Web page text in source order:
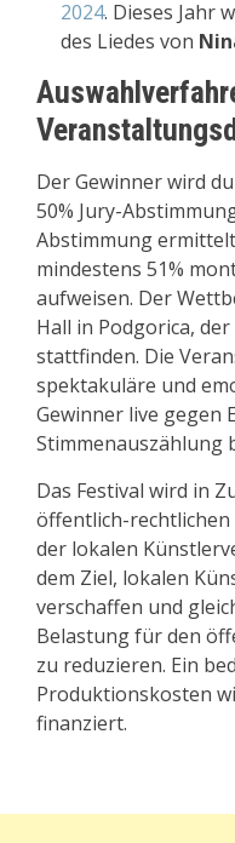
2024. Dieses Jahr
des Liedes von
Der Gewinner wird
50% Jury-
Abstimmung
mindestens 51%
aufweisen. Der
Hall in Podgorica,
stattfinden. Die
spektakuläre und
Gewinner live gegen
Stimmenauszählung
Das Festival wird in
öffentlich-
der lokalen
dem Ziel, lokalen
verschaffen und
Belastung für den
zu reduzieren. Ein
Produktionskosten
finanziert.